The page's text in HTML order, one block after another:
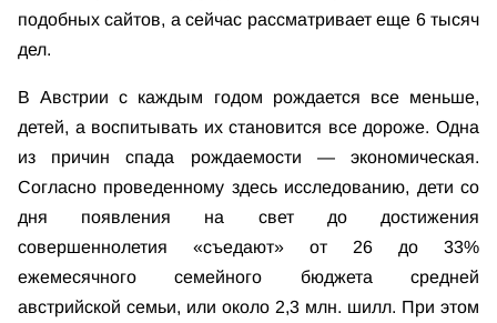
подобных сайтов, а сейчас рассматривает еще 6 тысяч
дел.
В Австрии с каждым годом рождается все меньше,
детей, а воспитывать их становится все дороже. Одна
из причин спада рождаемости — экономическая.
Согласно проведенному здесь исследованию, дети со
дня появления на свет до достижения
совершеннолетия «съедают» от 26 до 33%
ежемесячного семейного бюджета средней
австрийской семьи, или около 2,3 млн. шилл. При этом